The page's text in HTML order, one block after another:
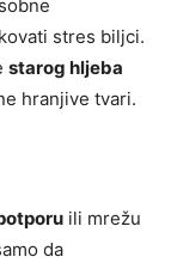
stres biljci.
starog hljeba
hranjive tvari.
ili mrežu
da